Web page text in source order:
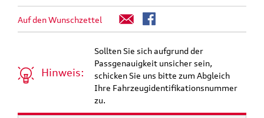
Auf den Wunschzettel
Hinweis:
Sollten Sie sich aufgrund der
Passgenauigkeit unsicher sein,
schicken Sie uns bitte zum Abgleich
Ihre Fahrzeugidentifikationsnummer
zu.